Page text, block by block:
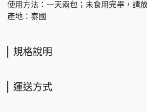
使用方法：一天兩包；未食用完畢，請
產地：泰國
規格說明
運送方式